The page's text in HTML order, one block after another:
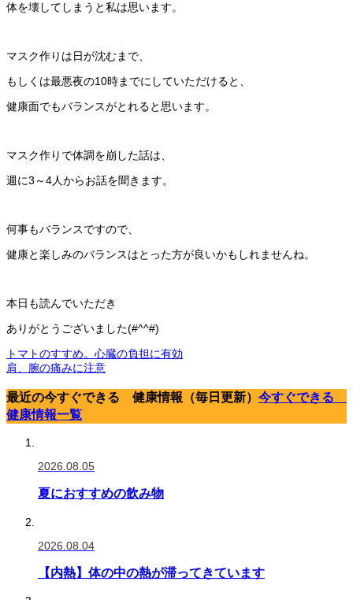
体を壊してしまうと私は思います。
マスク作りは日が沈むまで、
もしくは最悪夜の10時までにしていただけると、
健康面でもバランスがとれると思います。
マスク作りで体調を崩した話は、
週に3～4人からお話を聞きます。
何事もバランスですので、
健康と楽しみのバランスはとった方が良いかもしれませんね。
本日も読んでいただき
ありがとうございました(#^^#)
トマトのすすめ。心臓の負担に有効
肩、腕の痛みに注意
最近の今すぐできる 健康情報（毎日更新） 今すぐできる
健康情報一覧
2026.08.05
夏におすすめの飲み物
2026.08.04
【内熱】体の中の熱が滞ってきています